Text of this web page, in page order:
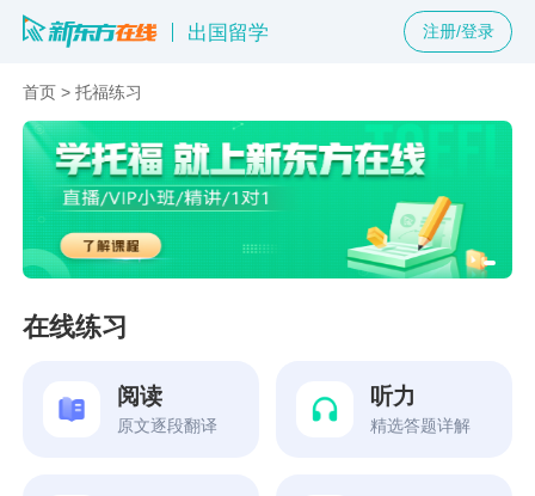
出国留学 注册/登录
首页 >托福练习
在线练习
阅读
原文逐段翻译
听力
精选答题详解